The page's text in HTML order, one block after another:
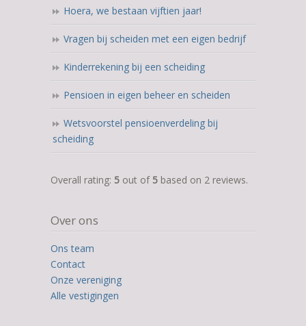
Hoera, we bestaan vijftien jaar!
Vragen bij scheiden met een eigen bedrijf
Kinderrekening bij een scheiding
Pensioen in eigen beheer en scheiden
Wetsvoorstel pensioenverdeling bij
scheiding
5,0
on
12.345
ratings
Overall rating: 5 out of 5 based on 2 reviews.
Over ons
Ons team
Contact
Onze vereniging
Alle vestigingen